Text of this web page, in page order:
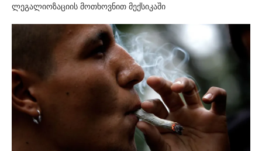
ლეგალიოზაციის მოთხოვნით მექსიკაში